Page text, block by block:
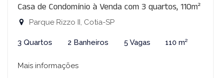
Casa de Condomínio à Venda com 3 quartos, 110m²
Parque Rizzo II, Cotia-SP
3 Quartos 2 Banheiros 5 Vagas 110 m²
Mais informações